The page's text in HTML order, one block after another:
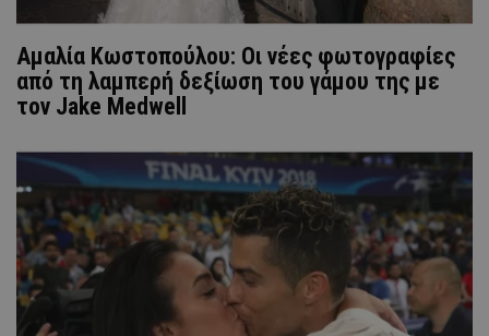
Αμαλία Κωστοπούλου: Οι νέες φωτογραφίες
από τη λαμπερή δεξίωση του γάμου της με
τον Jake Medwell